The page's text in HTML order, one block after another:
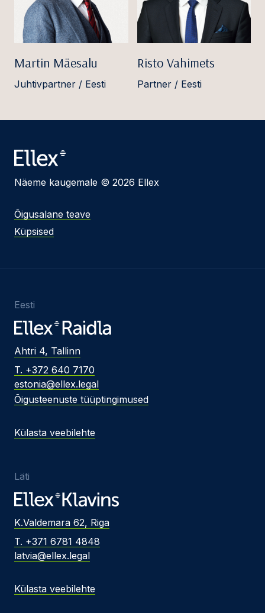
Martin Mäesalu
Juhtivpartner / Eesti
Risto Vahimets
Partner / Eesti
Näeme kaugemale © 2026 Ellex
Õigusalane teave
Küpsised
Eesti
Ahtri 4, Tallinn
T. +372 640 7170
estonia@ellex.legal
Õigusteenuste tüüptingimused
Külasta veebilehte
Läti
K.Valdemara 62, Riga
T. +371 6781 4848
latvia@ellex.legal
Külasta veebilehte